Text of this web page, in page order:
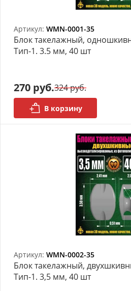
Артикул: WMN-0001-35
Блок такелажный,
Тип-1. 3.5 мм, 40 шт
270 руб.324 руб.
В корзину
Артикул: WMN-0002-35
Блок такелажный,
Тип-1. 3,5 мм, 40 шт